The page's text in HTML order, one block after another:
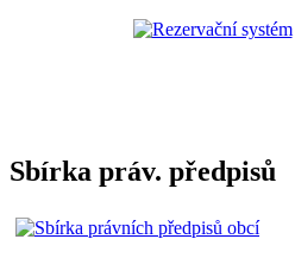
Sbírka práv. předpisů